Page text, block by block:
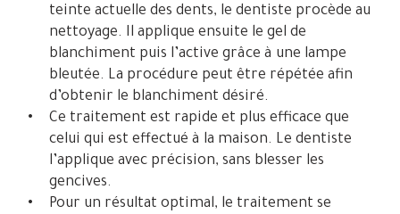
teinte actuelle des dents, le dentiste procède au
nettoyage. Il applique ensuite le gel de
blanchiment puis l’active grâce à une lampe
bleutée. La procédure peut être répétée afin
d’obtenir le blanchiment désiré.
Ce traitement est rapide et plus efficace que
celui qui est effectué à la maison. Le dentiste
l’applique avec précision, sans blesser les
gencives.
Pour un résultat optimal, le traitement se